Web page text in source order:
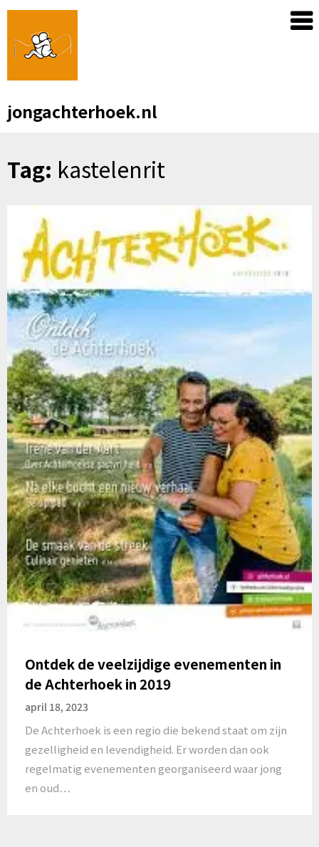
Skip
content
jongachterhoek.nl
Tag: kastelenrit
Ontdek de veelzijdige evenementen in
de Achterhoek in 2019
april 18, 2023
De Achterhoek is een regio die bekend staat om zijn
gezelligheid en levendigheid. Er worden dan ook
regelmatig evenementen georganiseerd waar jong
en oud…